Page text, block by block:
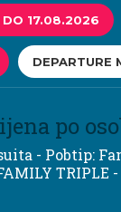
17.08.2026
DEPARTURE
po
- Pobtip:
TRIPLE